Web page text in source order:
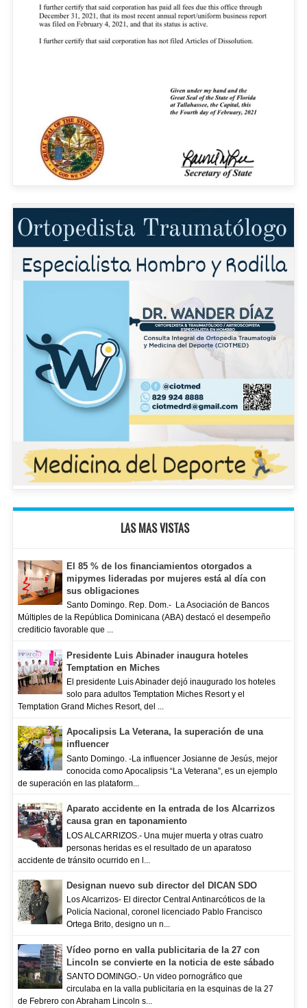
LAS MAS VISTAS
El 85 % de los financiamientos otorgados a
mipymes lideradas por mujeres está al día con
sus obligaciones
Santo Domingo. Rep. Dom.- La Asociación de Bancos
Múltiples de la República Dominicana (ABA) destacó el desempeño
crediticio favorable que ...
Presidente Luis Abinader inaugura hoteles
Temptation en Miches
El presidente Luis Abinader dejó inaugurado los hoteles
solo para adultos Temptation Miches Resort y el
Temptation Grand Miches Resort, del ...
Apocalipsis La Veterana, la superación de una
influencer
Santo Domingo. -La influencer Josianne de Jesús, mejor
conocida como Apocalipsis “La Veterana”, es un ejemplo
de superación en las plataform...
Aparato accidente en la entrada de los Alcarrizos
causa gran en taponamiento
LOS ALCARRIZOS.- Una mujer muerta y otras cuatro
personas heridas es el resultado de un aparatoso
accidente de tránsito ocurrido en l...
Designan nuevo sub director del DICAN SDO
Los Alcarrizos- El director Central Antinarcóticos de la
Policía Nacional, coronel licenciado Pablo Francisco
Ortega Brito, designo un n...
Vídeo porno en valla publicitaria de la 27 con
Lincoln se convierte en la noticia de este sábado
SANTO DOMINGO.- Un video pornográfico que
circulaba en la valla publicitaria en la esquinas de la 27
de Febrero con Abraham Lincoln s...